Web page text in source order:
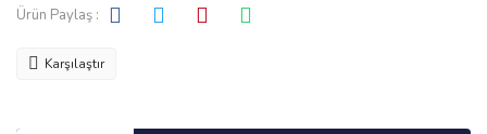
Ürün Paylaş :
Karşılaştır